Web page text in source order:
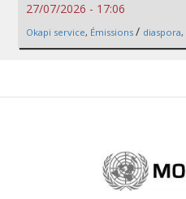
27/07/2026 - 17:06
Okapi service, Émissions / diaspora,